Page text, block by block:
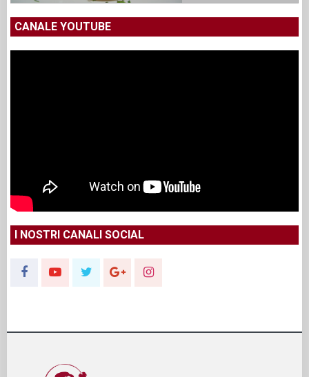
CANALE YOUTUBE
I NOSTRI CANALI SOCIAL